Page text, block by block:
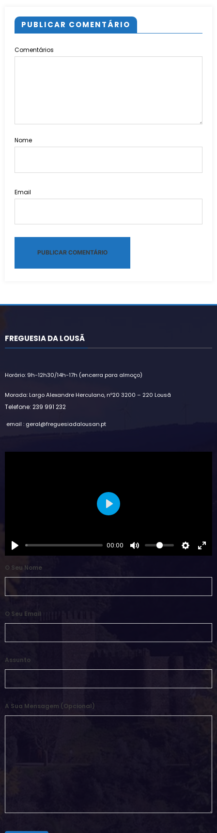
PUBLICAR COMENTÁRIO
Comentários
Nome
Email
FREGUESIA DA LOUSÃ
Horário: 9h-12h30/14h-17h (encerra para almoço)
Morada: Largo Alexandre Herculano, nº20 3200 – 220 Lousã
Telefone: 239 991 232
email : geral@freguesiadalousan.pt
00:00
Play
O Seu Nome
O Seu Email
Assunto
A Sua Mensagem (opcional)